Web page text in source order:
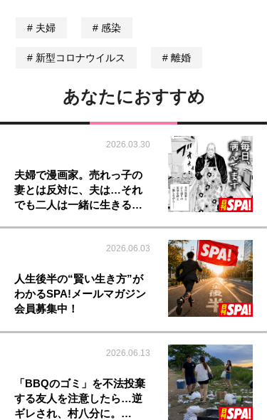
夫婦 感染
新型コロナウイルス 離婚
あなたにおすすめ
2026.03.30
夫婦で漫画家。売れっ子の
妻とは反対に、夫は…それ
でも二人は一緒に生きる…
2026.06.03
人生後半の“賢い生き方”が
わかるSPA!メールマガジン
会員募集中！
2026.06.13
「BBQのゴミ」を不法投棄
する友人を注意したら…逆
ギレされ、村八分に。…